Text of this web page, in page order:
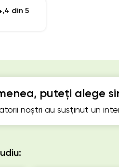
puteți alege
noștri au susținut un
din 5